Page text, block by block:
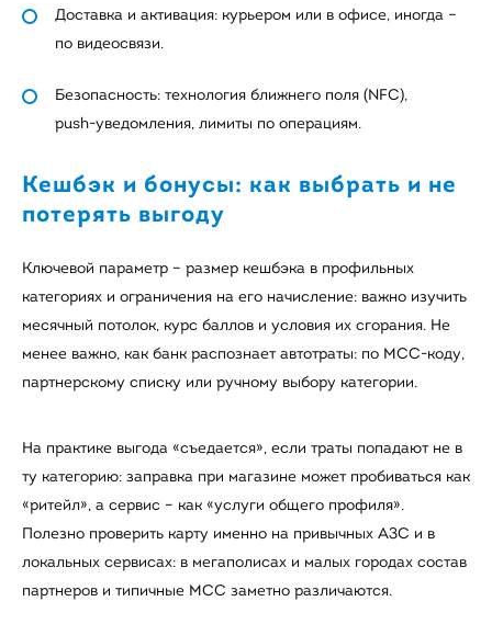
Доставка и активация: курьером или в офисе, иногда –
по видеосвязи.
Безопасность: технология ближнего поля (NFC),
push‑уведомления, лимиты по операциям.
Кешбэк и бонусы: как выбрать и не
потерять выгоду
Ключевой параметр – размер кешбэка в профильных
категориях и ограничения на его начисление: важно изучить
месячный потолок, курс баллов и условия их сгорания. Не
менее важно, как банк распознает автотраты: по MCC‑коду,
партнерскому списку или ручному выбору категории.
На практике выгода «съедается», если траты попадают не в
ту категорию: заправка при магазине может пробиваться как
«ритейл», а сервис – как «услуги общего профиля».
Полезно проверить карту именно на привычных АЗС и в
локальных сервисах: в мегаполисах и малых городах состав
партнеров и типичные MCC заметно различаются.